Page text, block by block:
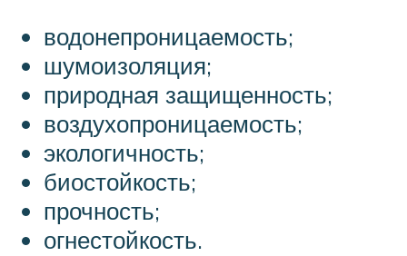
водонепроницаемость;
шумоизоляция;
природная защищенность;
воздухопроницаемость;
экологичность;
биостойкость;
прочность;
огнестойкость.